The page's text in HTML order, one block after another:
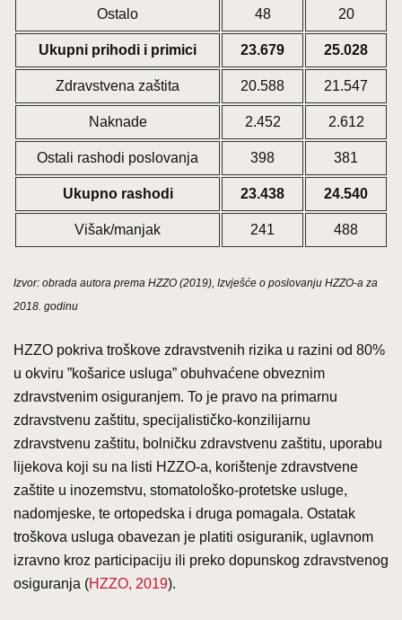
Ostalo 48 20
Ukupni prihodi i primici 23.679 25.028
Zdravstvena zaštita 20.588 21.547
Naknade 2.452 2.612
Ostali rashodi poslovanja 398 381
Ukupno rashodi 23.438 24.540
Višak/manjak 241 488
Izvor: obrada autora prema HZZO (2019), Izvješće o poslovanju HZZO-a za
2018. godinu
HZZO pokriva troškove zdravstvenih rizika u razini od 80%
u okviru ”košarice usluga” obuhvaćene obveznim
zdravstvenim osiguranjem. To je pravo na primarnu
zdravstvenu zaštitu, specijalističko-konzilijarnu
zdravstvenu zaštitu, bolničku zdravstvenu zaštitu, uporabu
lijekova koji su na listi HZZO-a, korištenje zdravstvene
zaštite u inozemstvu, stomatološko-protetske usluge,
nadomjeske, te ortopedska i druga pomagala. Ostatak
troškova usluga obavezan je platiti osiguranik, uglavnom
izravno kroz participaciju ili preko dopunskog zdravstvenog
osiguranja (HZZO, 2019).